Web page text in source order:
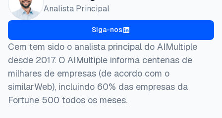
  author = {Dilmegani, Cem},
title  = {{Melhores Proxies Rotativos:
  year   = {2026},
howpublished    = {\url{https://aimultiple.com/
  note   = {AIMultiple. Acessado em 10 Julho 2026}
}
Analista Principal
Siga-nos
Cem tem sido o analista principal do AIMultiple
desde 2017. O AIMultiple informa centenas de
milhares de empresas (de acordo com o
similarWeb), incluindo 60% das empresas da
Fortune 500 todos os meses.